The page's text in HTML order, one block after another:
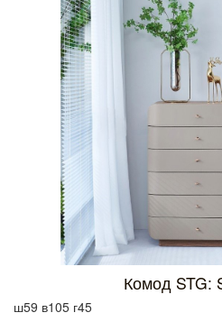
Комод STG:
ш59 в105 г45